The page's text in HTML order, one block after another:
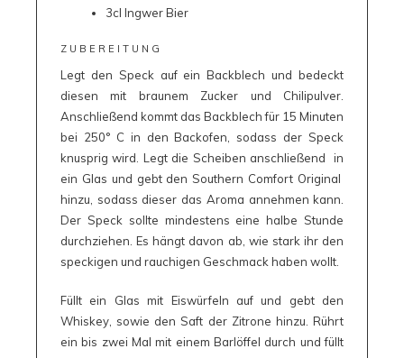
3cl Ingwer Bier
ZUBEREITUNG
Legt den Speck auf ein Backblech und bedeckt
diesen mit braunem Zucker und Chilipulver.
Anschließend kommt das Backblech für 15 Minuten
bei 250° C in den Backofen, sodass der Speck
knusprig wird. Legt die Scheiben anschließend in
ein Glas und gebt den Southern Comfort Original
hinzu, sodass dieser das Aroma annehmen kann.
Der Speck sollte mindestens eine halbe Stunde
durchziehen. Es hängt davon ab, wie stark ihr den
speckigen und rauchigen Geschmack haben wollt.
Füllt ein Glas mit Eiswürfeln auf und gebt den
Whiskey, sowie den Saft der Zitrone hinzu. Rührt
ein bis zwei Mal mit einem Barlöffel durch und füllt